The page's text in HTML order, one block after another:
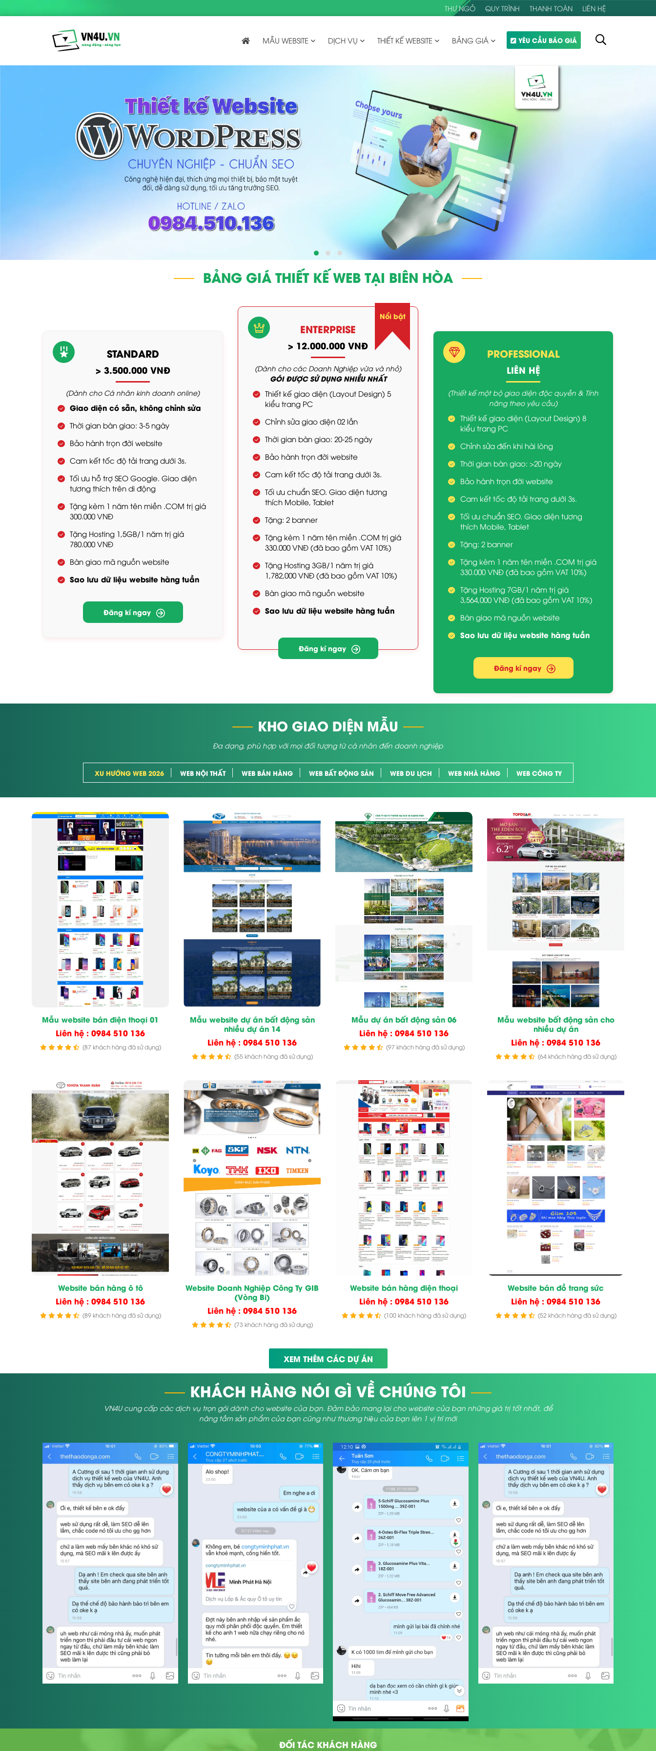
THƯ NGỎ QUY TRÌNH THANH TOÁN LIÊN HỆ
MẪU WEBSITE DỊCH VỤ THIẾT KẾ WEBSITE BẢNG GIÁ YÊU CẦU BÁO GIÁ
BẢNG GIÁ THIẾT KẾ WEB TẠI BIÊN HÒA
STANDARD
> 3.500.000 VNĐ
(Dành cho Cá nhân kinh doanh online)
Giao diện có sẵn, không chỉnh sửa
Thời gian bàn giao: 3-5 ngày
Bảo hành trọn đời website
Cam kết tốc độ tải trang dưới 3s.
Tối ưu hỗ trợ SEO Google. Giao diện
tương thích trên di động
Tặng kèm 1 năm tên miền .COM trị giá
300.000 VNĐ
Tặng Hosting 1,5GB/1 năm trị giá
780.000 VNĐ
Bàn giao mã nguồn website
Sao lưu dữ liệu website hàng tuần
Đăng kí ngay
Nổi bật
ENTERPRISE
> 12.000.000 VNĐ
(Dành cho các Doanh Nghiệp vừa và nhỏ)
GÓI ĐƯỢC SỬ DỤNG NHIỀU NHẤT
Thiết kế giao diện (Layout Design) 5
kiểu trang PC
Chỉnh sửa giao diện 02 lần
Thời gian bàn giao: 20-25 ngày
Bảo hành trọn đời website
Cam kết tốc độ tải trang dưới 3s.
Tối ưu chuẩn SEO. Giao diện tương
thích Mobile, Tablet
Tặng: 2 banner
Tặng kèm 1 năm tên miền .COM trị giá
330.000 VNĐ (đã bao gồm VAT 10%)
Tặng Hosting 3GB/1 năm trị giá
1,782,000 VNĐ (đã bao gồm VAT 10%)
Bàn giao mã nguồn website
Sao lưu dữ liệu website hàng tuần
Đăng kí ngay
PROFESSIONAL
LIÊN HỆ
(Thiết kế một bộ giao diện độc quyền & Tính
năng theo yêu cầu)
Thiết kế giao diện (Layout Design) 8
kiểu trang PC
Chỉnh sửa đến khi hài lòng
Thời gian bàn giao: >20 ngày
Bảo hành trọn đời website
Cam kết tốc độ tải trang dưới 3s.
Tối ưu chuẩn SEO. Giao diện tương
thích Mobile, Tablet
Tặng: 2 banner
Tặng kèm 1 năm tên miền .COM trị giá
330.000 VNĐ (đã bao gồm VAT 10%)
Tặng Hosting 7GB/1 năm trị giá
3,564,000 VNĐ (đã bao gồm VAT 10%)
Bàn giao mã nguồn website
Sao lưu dữ liệu website hàng tuần
Đăng kí ngay
KHO GIAO DIỆN MẪU
Đa dạng, phù hợp với mọi đối tượng từ cá nhân đến doanh nghiệp
XU HƯỚNG WEB 2026 WEB NỘI THẤT WEB BÁN HÀNG WEB BẤT ĐỘNG SẢN WEB DU LỊCH WEB NHÀ HÀNG WEB CÔNG TY
Mẫu website bán điện thoại 01
Liên hệ : 0984 510 136
(87 khách hàng đã sử dụng)
Mẫu website dự án bất động sản
nhiều dự án 14
Liên hệ : 0984 510 136
(55 khách hàng đã sử dụng)
Mẫu dự án bất động sản 06
Liên hệ : 0984 510 136
(97 khách hàng đã sử dụng)
Mẫu website bất động sản cho
nhiều dự án
Liên hệ : 0984 510 136
(64 khách hàng đã sử dụng)
Website bán hàng ô tô
Liên hệ : 0984 510 136
(89 khách hàng đã sử dụng)
Website Doanh Nghiệp Công Ty GIB
(Vòng Bi)
Liên hệ : 0984 510 136
(73 khách hàng đã sử dụng)
Website bán hàng điện thoại
Liên hệ : 0984 510 136
(100 khách hàng đã sử dụng)
Website bán đồ trang sức
Liên hệ : 0984 510 136
(52 khách hàng đã sử dụng)
XEM THÊM CÁC DỰ ÁN
KHÁCH HÀNG NÓI GÌ VỀ CHÚNG TÔI
VN4U cung cấp các dịch vụ trọn gói dành cho website của bạn. Đảm bảo mang lại cho website của bạn những giá trị tốt nhất, để
nâng tầm sản phẩm của bạn cũng như thương hiệu của bạn lên 1 vị trí mới
ĐỐI TÁC KHÁCH HÀNG